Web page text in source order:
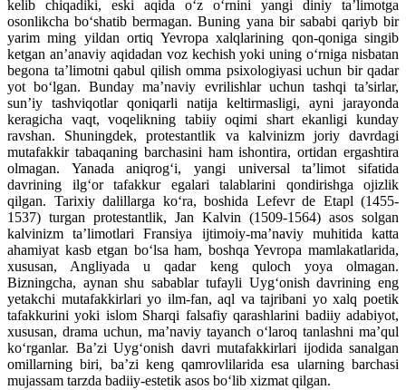
kelib chiqadiki, eski aqida o‘z o‘rnini yangi diniy ta’limotga
osonlikcha bo‘shatib bermagan. Buning yana bir sababi qariyb bir
yarim ming yildan ortiq Yevropa xalqlarining qon-qoniga singib
ketgan an’anaviy aqidadan voz kechish yoki uning o‘rniga nisbatan
begona ta’limotni qabul qilish omma psixologiyasi uchun bir qadar
yot bo‘lgan. Bunday ma’naviy evrilishlar uchun tashqi ta’sirlar,
sun’iy tashviqotlar qoniqarli natija keltirmasligi, ayni jarayonda
keragicha vaqt, voqelikning tabiiy oqimi shart ekanligi kunday
ravshan. Shuningdek, protestantlik va kalvinizm joriy davrdagi
mutafakkir tabaqaning barchasini ham ishontira, ortidan ergashtira
olmagan. Yanada aniqrog‘i, yangi universal ta’limot sifatida
davrining ilg‘or tafakkur egalari talablarini qondirishga ojizlik
qilgan. Tarixiy dalillarga ko‘ra, boshida Lefevr de Etapl (1455-
1537) turgan protestantlik, Jan Kalvin (1509-1564) asos solgan
kalvinizm ta’limotlari Fransiya ijtimoiy-ma’naviy muhitida katta
ahamiyat kasb etgan bo‘lsa ham, boshqa Yevropa mamlakatlarida,
xususan, Angliyada u qadar keng quloch yoya olmagan.
Bizningcha, aynan shu sabablar tufayli Uyg‘onish davrining eng
yetakchi mutafakkirlari yo ilm-fan, aql va tajribani yo xalq poetik
tafakkurini yoki islom Sharqi falsafiy qarashlarini badiiy adabiyot,
xususan, drama uchun, ma’naviy tayanch o‘laroq tanlashni ma’qul
ko‘rganlar. Ba’zi Uyg‘onish davri mutafakkirlari ijodida sanalgan
omillarning biri, ba’zi keng qamrovlilarida esa ularning barchasi
mujassam tarzda badiiy-estetik asos bo‘lib xizmat qilgan.